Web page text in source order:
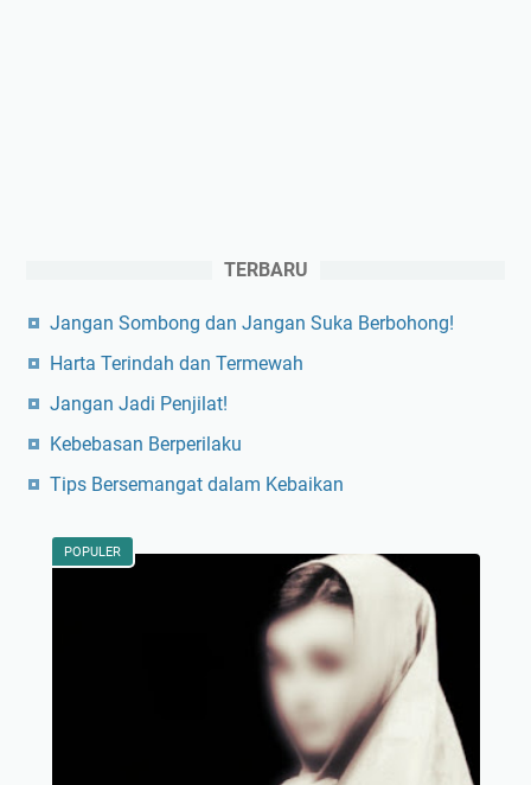
TERBARU
Jangan Sombong dan Jangan Suka Berbohong!
Harta Terindah dan Termewah
Jangan Jadi Penjilat!
Kebebasan Berperilaku
Tips Bersemangat dalam Kebaikan
POPULER